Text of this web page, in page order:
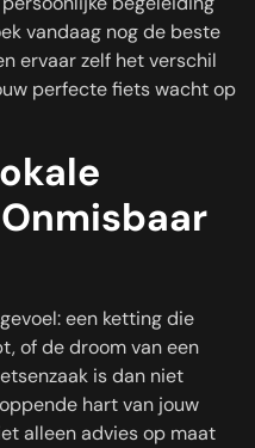
vandaag nog de beste
ervaar zelf het verschil
perfecte fiets wacht op
een ketting die
of de droom van een
is dan niet
hart van jouw
alleen advies op maat